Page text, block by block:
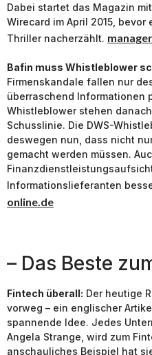
Dabei startet das Magazin
Wirecard im April 2015,
Thriller nacherzählt.
Bafin muss Whistleblower
Firmenskandale fallen nur
überraschend Informationen
Whistleblower stehen
Schusslinie. Die DWS-
deswegen nun, dass nicht
gemacht werden müssen.
Informationslieferanten
online.de
– Das Beste
Fintech überall: Der heutige
vorweg – ein englischer
spannende Idee. Jedes
Angela Strange, wird zum
anschauliches Beispiel hat